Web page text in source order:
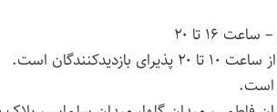
است.